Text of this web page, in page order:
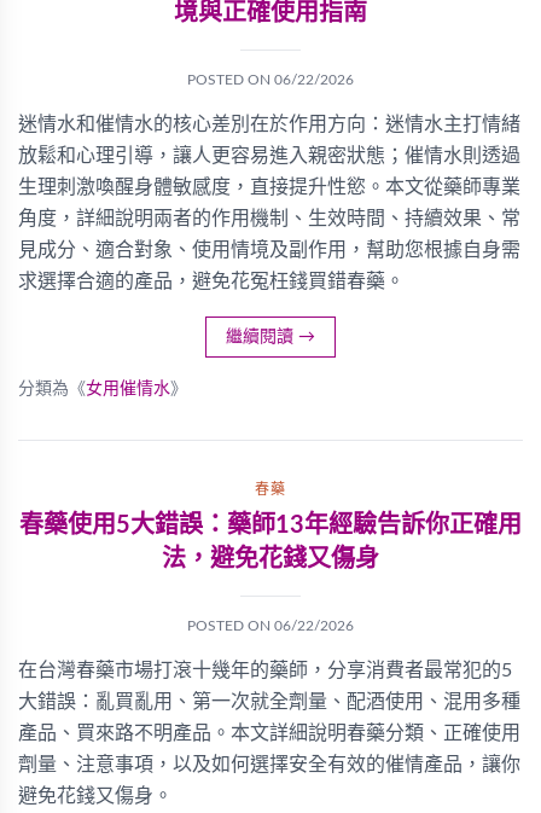
境與正確使用指南
POSTED ON 06/22/2026
迷情水和催情水的核心差別在於作用方向：迷情水主打情緒
放鬆和心理引導，讓人更容易進入親密狀態；催情水則透過
生理刺激喚醒身體敏感度，直接提升性慾。本文從藥師專業
角度，詳細說明兩者的作用機制、生效時間、持續效果、常
見成分、適合對象、使用情境及副作用，幫助您根據自身需
求選擇合適的產品，避免花冤枉錢買錯春藥。
繼續閱讀 →
分類為《女用催情水》
春藥
春藥使用5大錯誤：藥師13年經驗告訴你正確用
法，避免花錢又傷身
POSTED ON 06/22/2026
在台灣春藥市場打滾十幾年的藥師，分享消費者最常犯的5
大錯誤：亂買亂用、第一次就全劑量、配酒使用、混用多種
產品、買來路不明產品。本文詳細說明春藥分類、正確使用
劑量、注意事項，以及如何選擇安全有效的催情產品，讓你
避免花錢又傷身。